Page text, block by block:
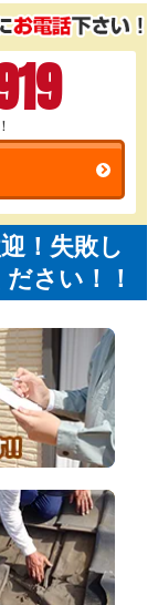
！失敗し
さい！！